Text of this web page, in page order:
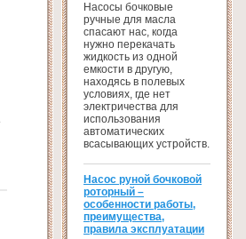
Насосы бочковые
ручные для масла
спасают нас, когда
нужно перекачать
жидкость из одной
емкости в другую,
находясь в полевых
условиях, где нет
электричества для
использования
автоматических
всасывающих устройств.
Насос руной бочковой
роторный –
особенности работы,
преимущества,
правила эксплуатации